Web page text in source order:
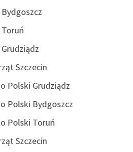
Szczecin
Polski Grudziądz
Polski Bydgoszcz
Polski Toruń
Szczecin